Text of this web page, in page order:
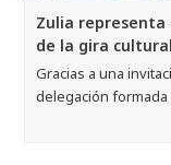
Zulia representa
de la gira
Gracias a una
delegación